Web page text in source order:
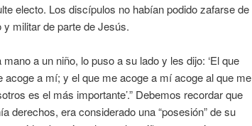
electo. Los discípulos no habían podido zafarse de
militar de parte de Jesús.
a un niño, lo puso a su lado y les dijo: ‘El que
a mí; y el que me acoge a mí acoge al que me
es el más importante’.” Debemos recordar que
derechos, era considerado una “posesión” de su